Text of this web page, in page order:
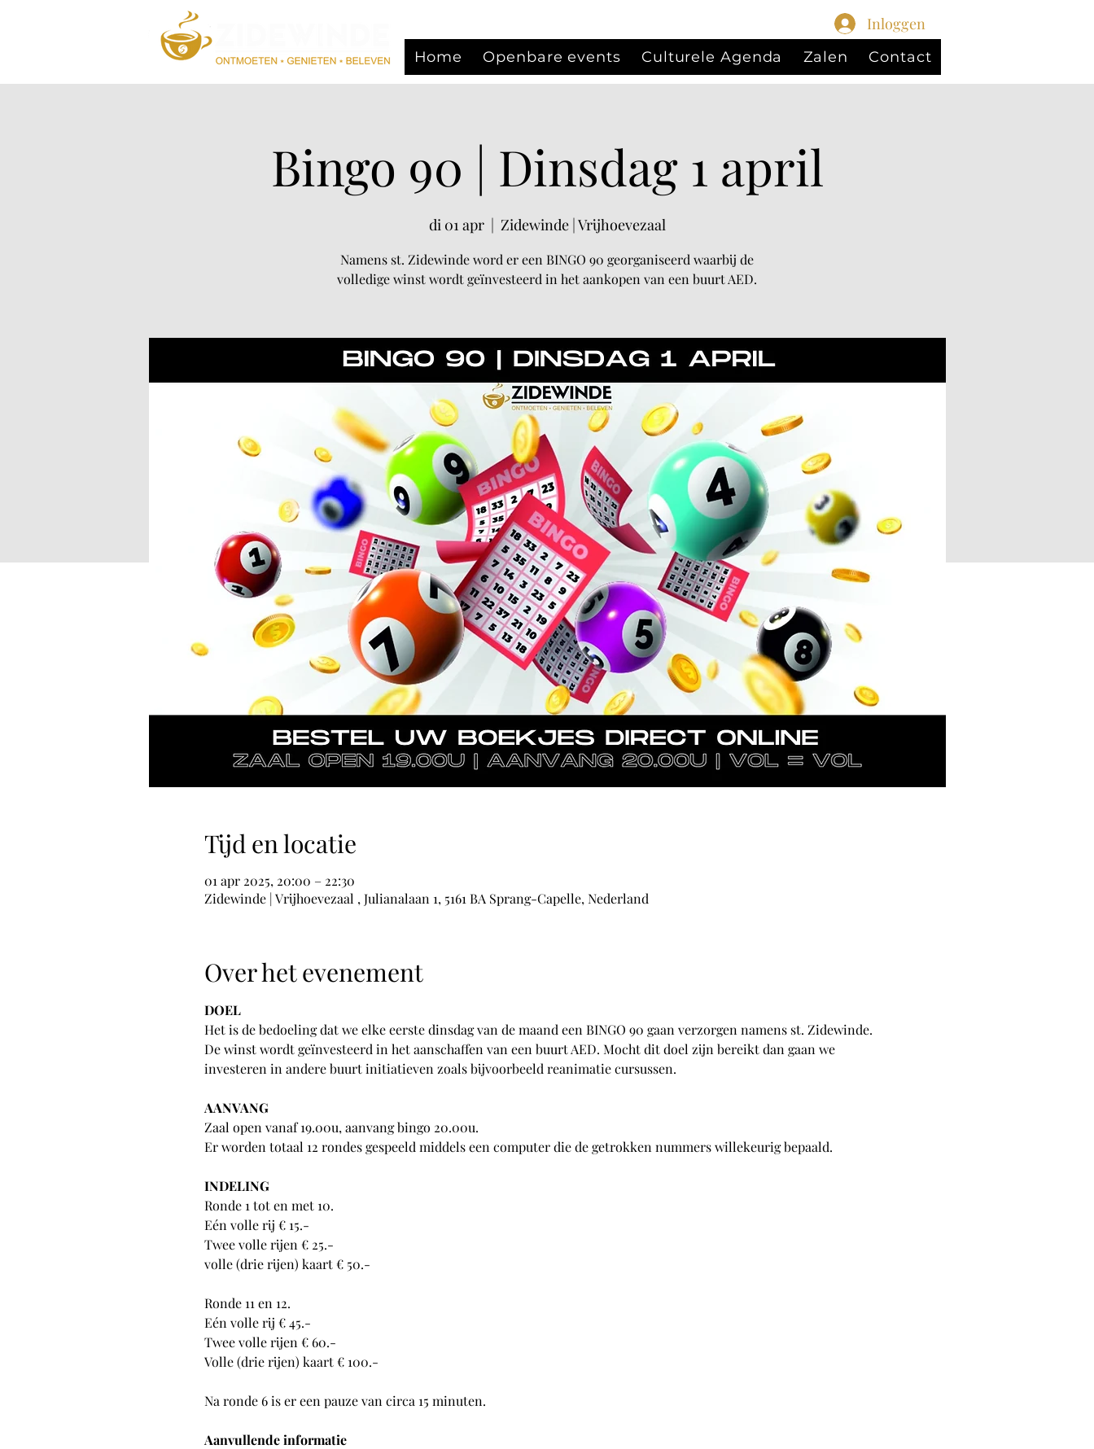
Home Openbare events Culturele Agenda Zalen Contact
Inloggen
Bingo 90 | Dinsdag 1 april
di 01 apr
  |
Zidewinde | Vrijhoevezaal
Namens st. Zidewinde word er een BINGO 90 georganiseerd waarbij de
volledige winst wordt geïnvesteerd in het aankopen van een buurt AED.
Tijd en locatie
01 apr 2025, 20:00 – 22:30
Zidewinde | Vrijhoevezaal , Julianalaan 1, 5161 BA Sprang-Capelle, Nederland
Over het evenement
DOEL
Het is de bedoeling dat we elke eerste dinsdag van de maand een BINGO 90 gaan verzorgen namens st. Zidewinde.
De winst wordt geïnvesteerd in het aanschaffen van een buurt AED. Mocht dit doel zijn bereikt dan gaan we
investeren in andere buurt initiatieven zoals bijvoorbeeld reanimatie cursussen.
AANVANG
Zaal open vanaf 19.00u, aanvang bingo 20.00u.
Er worden totaal 12 rondes gespeeld middels een computer die de getrokken nummers willekeurig bepaald.
INDELING
Ronde 1 tot en met 10.
Eén volle rij € 15.-
Twee volle rijen € 25.-
volle (drie rijen) kaart € 50.-
Ronde 11 en 12.
Eén volle rij € 45.-
Twee volle rijen € 60.-
Volle (drie rijen) kaart € 100.-
Na ronde 6 is er een pauze van circa 15 minuten.
Aanvullende informatie